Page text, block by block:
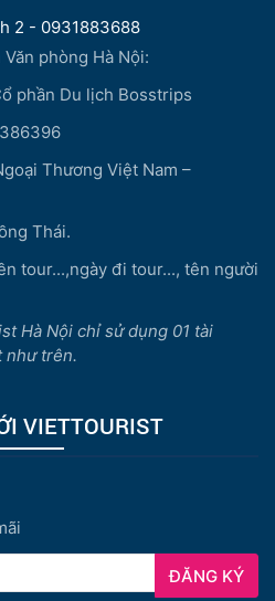
2 - 0931883688
phòng Hà Nội:
phần Du lịch Bosstrips
Thương Việt Nam –
Thái.
tour...,ngày đi tour..., tên người
Hà Nội chỉ sử dụng 01 tài
như trên.
VIETTOURIST
ĐĂNG KÝ